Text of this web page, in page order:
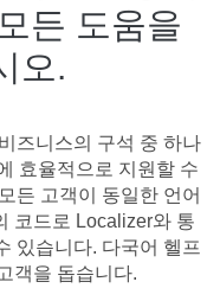
든 도움을
오.
즈니스의 구석 중 하나
효율적으로 지원할 수
든 고객이 동일한 언어
코드로 Localizer와 통
있습니다. 다국어 헬프
객을 돕습니다.